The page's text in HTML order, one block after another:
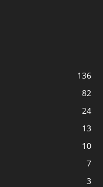
136
82
24
13
10
7
3